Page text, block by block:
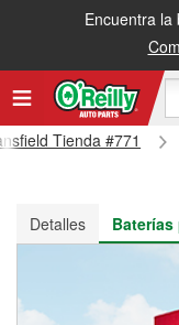
Encuentra
Recibe tu orden
Tienda #771
Detalles